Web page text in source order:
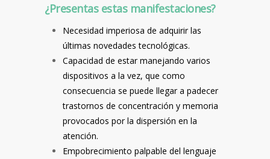
¿Presentas estas manifestaciones?
Necesidad imperiosa de adquirir las
últimas novedades tecnológicas.
Capacidad de estar manejando varios
dispositivos a la vez, que como
consecuencia se puede llegar a padecer
trastornos de concentración y memoria
provocados por la dispersión en la
atención.
Empobrecimiento palpable del lenguaje